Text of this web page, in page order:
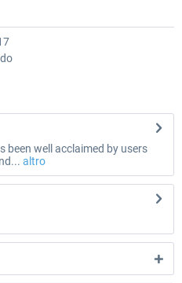
been well acclaimed by users
altro